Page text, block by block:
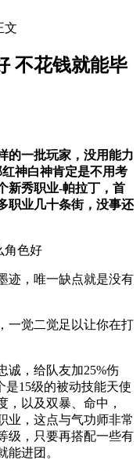
文
不花钱就能毕
的一批玩家，没用能力
神白神肯定是不用考
新秀职业-帕拉丁，首
职业几十条街，没事还
迹，唯一缺点就是没有
一觉二觉足以让你在打
诚，给队友加25%伤
是15级的被动技能天使
，以及双暴、命中，
业，这点与气功师非常
级，只要再搭配一些有
能进团。